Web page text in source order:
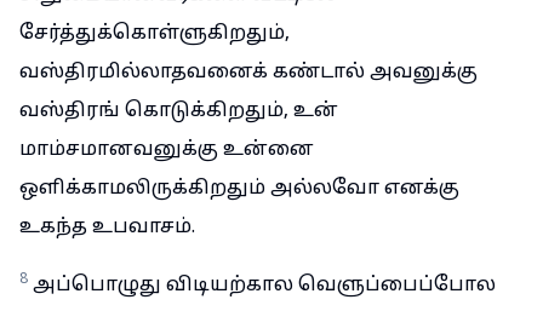
சேர்த்துக்கொள்ளுகிறதும்,
வஸ்திரமில்லாதவனைக் கண்டால் அவனுக்கு
வஸ்திரங் கொடுக்கிறதும், உன்
மாம்சமானவனுக்கு உன்னை
ஒளிக்காமலிருக்கிறதும் அல்லவோ எனக்கு
உகந்த உபவாசம்.
8 அப்பொழுது விடியற்கால வெளுப்பைப்போல